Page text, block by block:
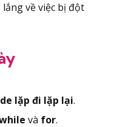
về việc bị đột
lặp đi lặp lại.
và for.